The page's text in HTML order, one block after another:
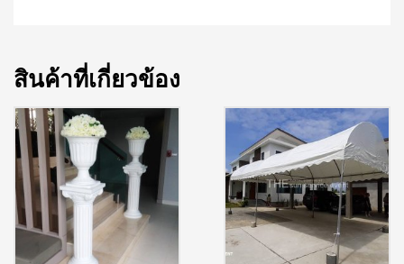
สินค้าที่เกี่ยวข้อง